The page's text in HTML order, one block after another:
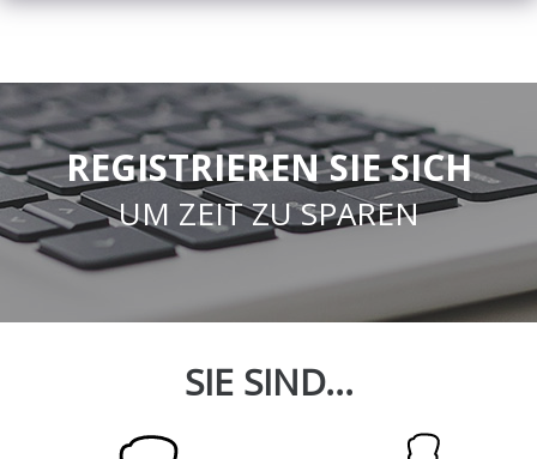
REGISTRIEREN SIE SICH
UM ZEIT ZU SPAREN
SIE SIND...